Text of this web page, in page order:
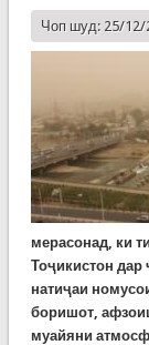
Чоп шуд: 25/12/
мерасонад, ки
Тоҷикистон дар
натиҷаи
боришот,
муайяни